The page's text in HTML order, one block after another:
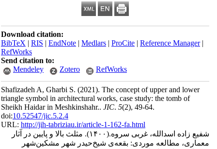
Download citation:
BibTeX|RIS| EndNote| Medlars| ProCite|Reference
RefWorks
Send citation to:
Mendeley
Zotero RefWorks
Shafizadeh A, Gharbi S.(2021).The concept of upper and
triangle symbol in architectural works, case study: the tomb
Sheikh Haidar in Meshkinshahr..JIC.5(2)
doi:10.52547/jic.5.2.4
URL:http://jih-tabriziau.ir/article-1-162-fa.html
اسدالله، غربی سروه.(۱۴۰۰).
مثلث بالا و پایین در آثار
مطالعه موردی: بقعه‌ی شیخ‌حیدر شهر مشکین‌شهر